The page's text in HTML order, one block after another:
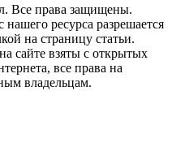
Все права защищены.
ресурса разрешается
на страницу статьи.
сайте взяты с открытых
все права на
владельцам.